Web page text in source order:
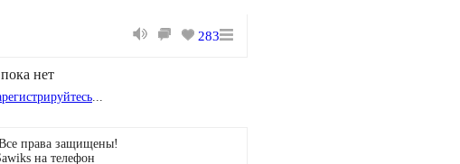
283
нет
...
права защищены!
на телефон